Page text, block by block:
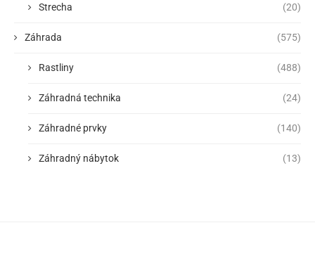
Strecha (20)
Záhrada (575)
Rastliny (488)
Záhradná technika (24)
Záhradné prvky (140)
Záhradný nábytok (13)